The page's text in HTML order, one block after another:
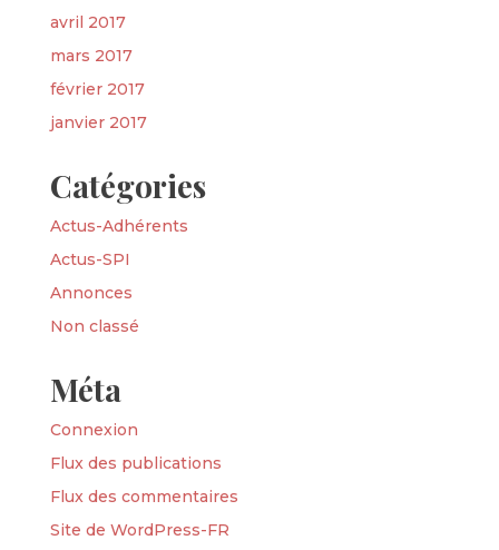
avril 2017
mars 2017
février 2017
janvier 2017
Catégories
Actus-Adhérents
Actus-SPI
Annonces
Non classé
Méta
Connexion
Flux des publications
Flux des commentaires
Site de WordPress-FR